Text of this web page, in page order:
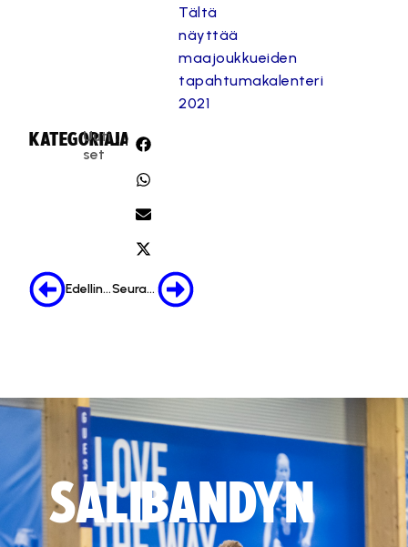
Tältä
näyttää
maajoukkueiden
tapahtumakalenteri
2021
KATEGORIA:
Uuti
set
JAA:
Edellinen Seuraava
SALIBANDYN